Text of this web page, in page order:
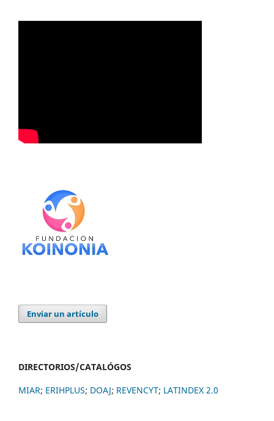
Enviar un artículo
DIRECTORIOS/CATALÓGOS
MIAR; ERIHPLUS; DOAJ; REVENCYT; LATINDEX 2.0